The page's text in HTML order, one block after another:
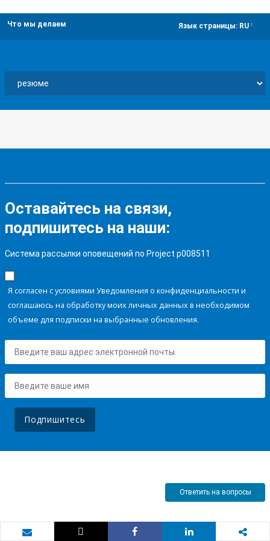
Что мы делаем Язык страницы: RU
Оставайтесь на связи,
подпишитесь на наши:
Система рассылки оповещений по Project p008511
Я согласен с условиями Уведомления о конфиденциальности и
соглашаюсь на обработку моих личных данных в необходимом
объеме для подписки на выбранные обновления.
Подпишитесь
Ответить на вопросы